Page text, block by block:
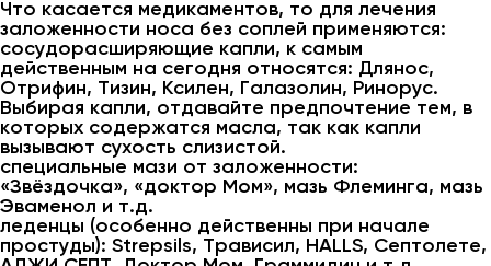
Что касается медикаментов, то для лечения
заложенности носа без соплей применяются:
сосудорасширяющие капли, к самым
действенным на сегодня относятся: Длянос,
Отрифин, Тизин, Ксилен, Галазолин, Ринорус.
Выбирая капли, отдавайте предпочтение тем, в
которых содержатся масла, так как капли
вызывают сухость слизистой.
специальные мази от заложенности:
«Звёздочка», «доктор Мом», мазь Флеминга, мазь
Эваменол и т.д.
леденцы (особенно действенны при начале
простуды): Strepsils, Tрависил, HALLS, Cептолете,